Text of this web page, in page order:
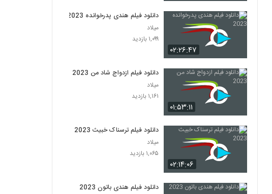
۰۲:۲۶:۴۷
دانلود فیلم هندی پدرخوانده 2023
میلاد
۱,۰۹۹ بازدید
۰۱:۵۳:۱۱
دانلود فیلم ازدواج شاد من 2023
میلاد
۱,۱۶۱ بازدید
۰۲:۱۴:۰۶
دانلود فیلم ترسناک خبیث 2023
میلاد
۱,۰۶۵ بازدید
دانلود فیلم هندی باتون 2023